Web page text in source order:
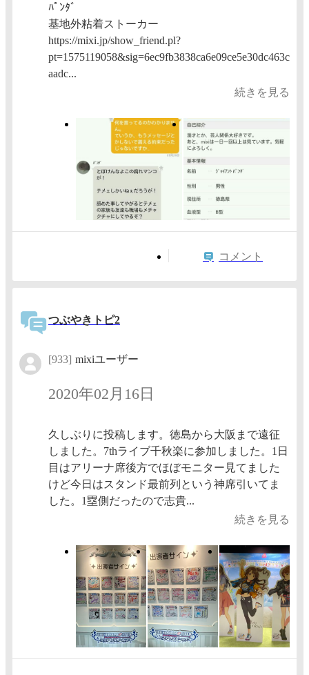
ﾊﾟﾝﾀﾞ
基地外粘着ストーカー
https://mixi.jp/show_friend.pl?
pt=1575119058&sig=6ec9fb3838ca6e09ce5e30dc463c
aadc...
続きを見る
コメント
つぶやきトピ2
[933] mixiユーザー
2020年02月16日
久しぶりに投稿します。徳島から大阪まで遠征
しました。7thライブ千秋楽に参加しました。1日
目はアリーナ席後方でほぼモニター見てました
けど今日はスタンド最前列という神席引いてま
した。1塁側だったので志貴...
続きを見る